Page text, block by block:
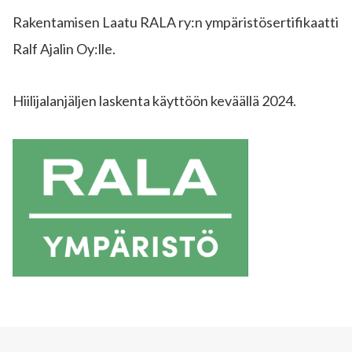
Rakentamisen Laatu RALA ry:n ympäristösertifikaatti
Ralf Ajalin Oy:lle.
Hiilijalanjäljen laskenta käyttöön keväällä 2024.